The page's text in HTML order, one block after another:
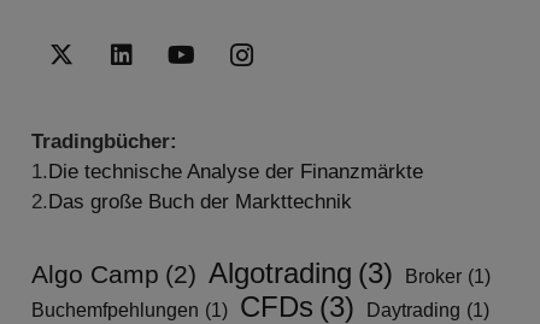
Tradingbücher:
1.Die technische Analyse der Finanzmärkte
2.Das große Buch der Markttechnik
Algo Camp (2) Algotrading (3) Broker (1)
Buchemfpehlungen (1) CFDs (3) Daytrading (1)